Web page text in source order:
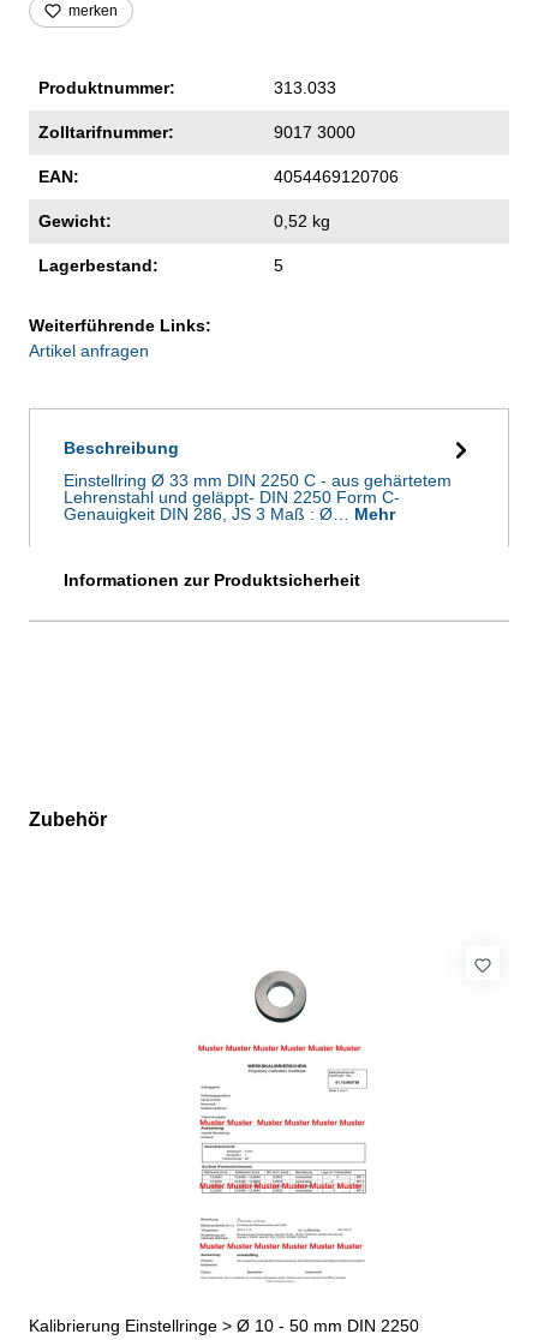
merken
Produktnummer: 313.033
Zolltarifnummer: 9017 3000
EAN: 4054469120706
Gewicht: 0,52 kg
Lagerbestand: 5
Weiterführende Links:
Artikel anfragen
Beschreibung
Einstellring Ø 33 mm DIN 2250 C - aus gehärtetem
Lehrenstahl und geläppt- DIN 2250 Form C-
Genauigkeit DIN 286, JS 3 Maß : Ø… Mehr
Informationen zur Produktsicherheit
Produktgalerie überspringen
Zubehör
Kalibrierung Einstellringe > Ø 10 - 50 mm DIN 2250